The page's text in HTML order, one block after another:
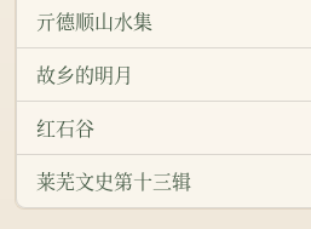
亓德顺山水集
故乡的明月
红石谷
莱芜文史第十三辑